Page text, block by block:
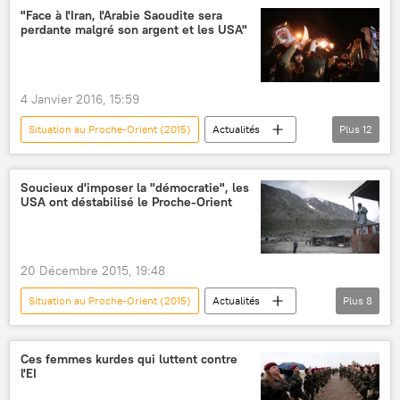
Iran
Moscou
Arabie Saoudite
Téhéran
Riyad
OPEP
"Face à l'Iran, l'Arabie Saoudite sera
perdante malgré son argent et les USA"
4 Janvier 2016, 15:59
Situation au Proche-Orient (2015)
Actualités
International
Iran
Arabie Saoudite
Téhéran
Riyad
Hassan Rohani
Adel al-Jubeir
Nimr Baqer al-Nimr
La crise irano-saoudienne (2016)
Plus 12
Soucieux d'imposer la "démocratie", les
USA ont déstabilisé le Proche-Orient
20 Décembre 2015, 19:48
Situation au Proche-Orient (2015)
Actualités
International
États-Unis
Proche-Orient
CIA
ONU
Conseil de sécurité de l'Onu
Plus 8
Ces femmes kurdes qui luttent contre
l'EI